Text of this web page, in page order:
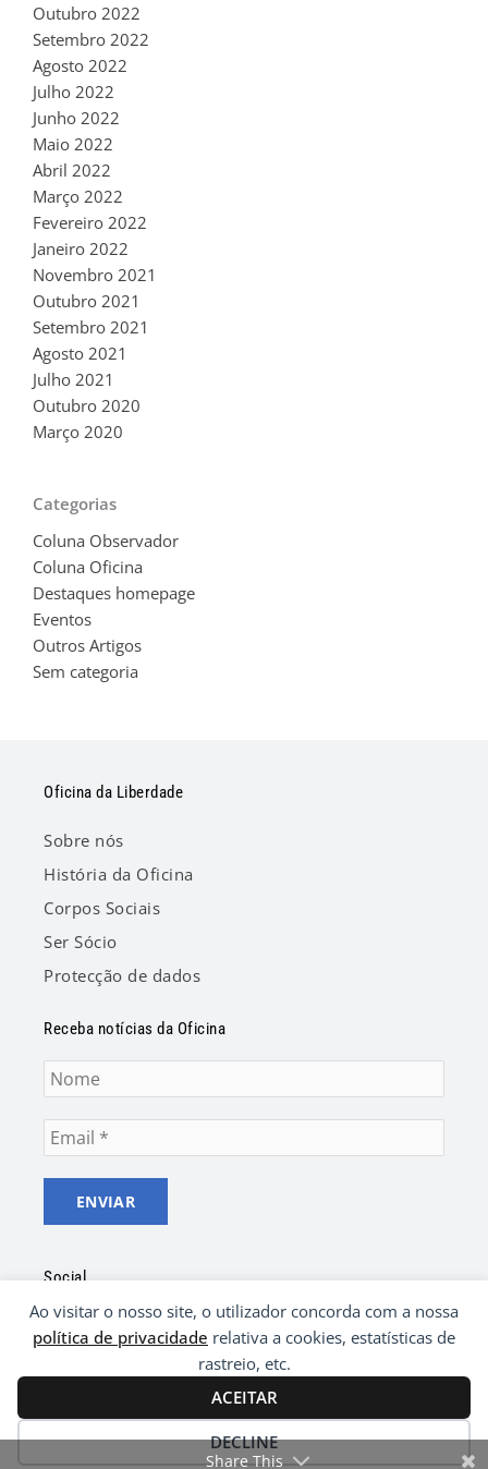
Ao visitar o nosso site, o utilizador concorda com a nossa
política de privacidade relativa a cookies, estatísticas de
rastreio, etc.
ACEITAR
DECLINE
Outubro 2022
Setembro 2022
Agosto 2022
Julho 2022
Junho 2022
Maio 2022
Abril 2022
Março 2022
Fevereiro 2022
Janeiro 2022
Novembro 2021
Outubro 2021
Setembro 2021
Agosto 2021
Julho 2021
Outubro 2020
Março 2020
Categorias
Coluna Observador
Coluna Oficina
Destaques homepage
Eventos
Outros Artigos
Sem categoria
Oficina da Liberdade
Sobre nós
História da Oficina
Corpos Sociais
Ser Sócio
Protecção de dados
Receba notícias da Oficina
Social
F
a
e
o
o
Y
o
t
b
e
© 2021 Oficina da Liberdade | Desenvolvido por
Ping
Share This